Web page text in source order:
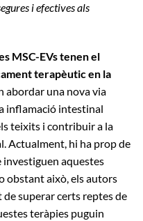
i efectives als
MSC-EVs tenen el
terapèutic en la
abordar una nova via
inflamació intestinal
teixits i contribuir a la
Actualment, hi ha prop de
investiguen aquestes
obstant això, els autors
superar certs reptes de
teràpies puguin